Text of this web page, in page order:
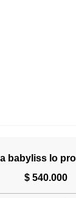
babyliss lo
$540.000